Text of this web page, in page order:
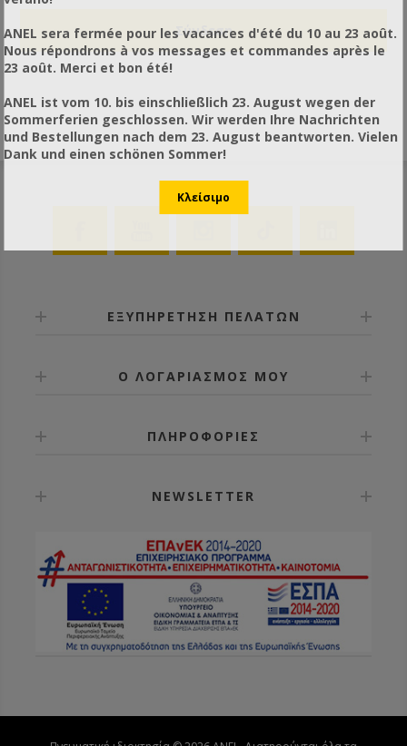
ΕΞΥΠΗΡΕΤΗΣΗ ΠΕΛΑΤΩΝ
Ο ΛΟΓΑΡΙΑΣΜΟΣ ΜΟΥ
ΠΛΗΡΟΦΟΡΙΕΣ
NEWSLETTER
ANEL sera fermée pour les vacances d'été du 10 au 23 août.
Nous répondrons à vos messages et commandes après le
23 août. Merci et bon été!
ANEL ist vom 10. bis einschließlich 23. August wegen der
Sommerferien geschlossen. Wir werden Ihre Nachrichten
und Bestellungen nach dem 23. August beantworten. Vielen
Dank und einen schönen Sommer!